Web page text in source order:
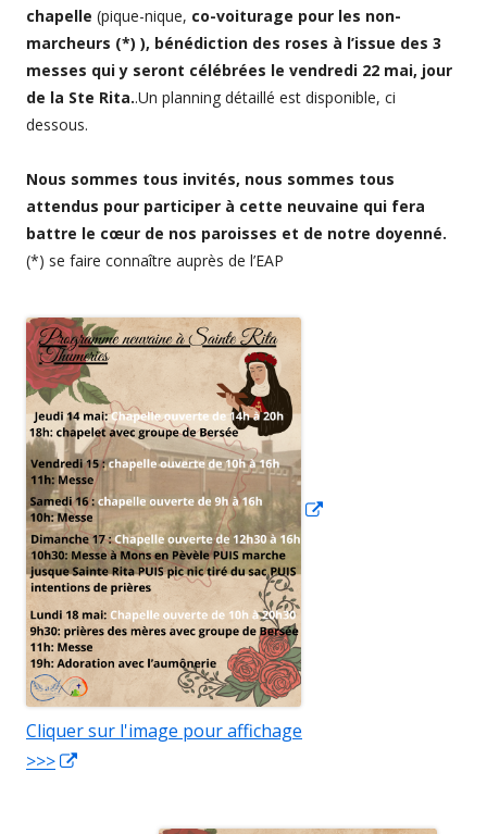
chapelle (pique-nique, co-voiturage pour les non-
marcheurs (*) ), bénédiction des roses à l’issue des 3
messes qui y seront célébrées le vendredi 22 mai, jour
de la Ste Rita..Un planning détaillé est disponible, ci
dessous.
Nous sommes tous invités, nous sommes tous
attendus pour participer à cette neuvaine qui fera
battre le cœur de nos paroisses et de notre doyenné.
(*) se faire connaître auprès de l’EAP
Cliquer sur l'image pour affichage
>>>